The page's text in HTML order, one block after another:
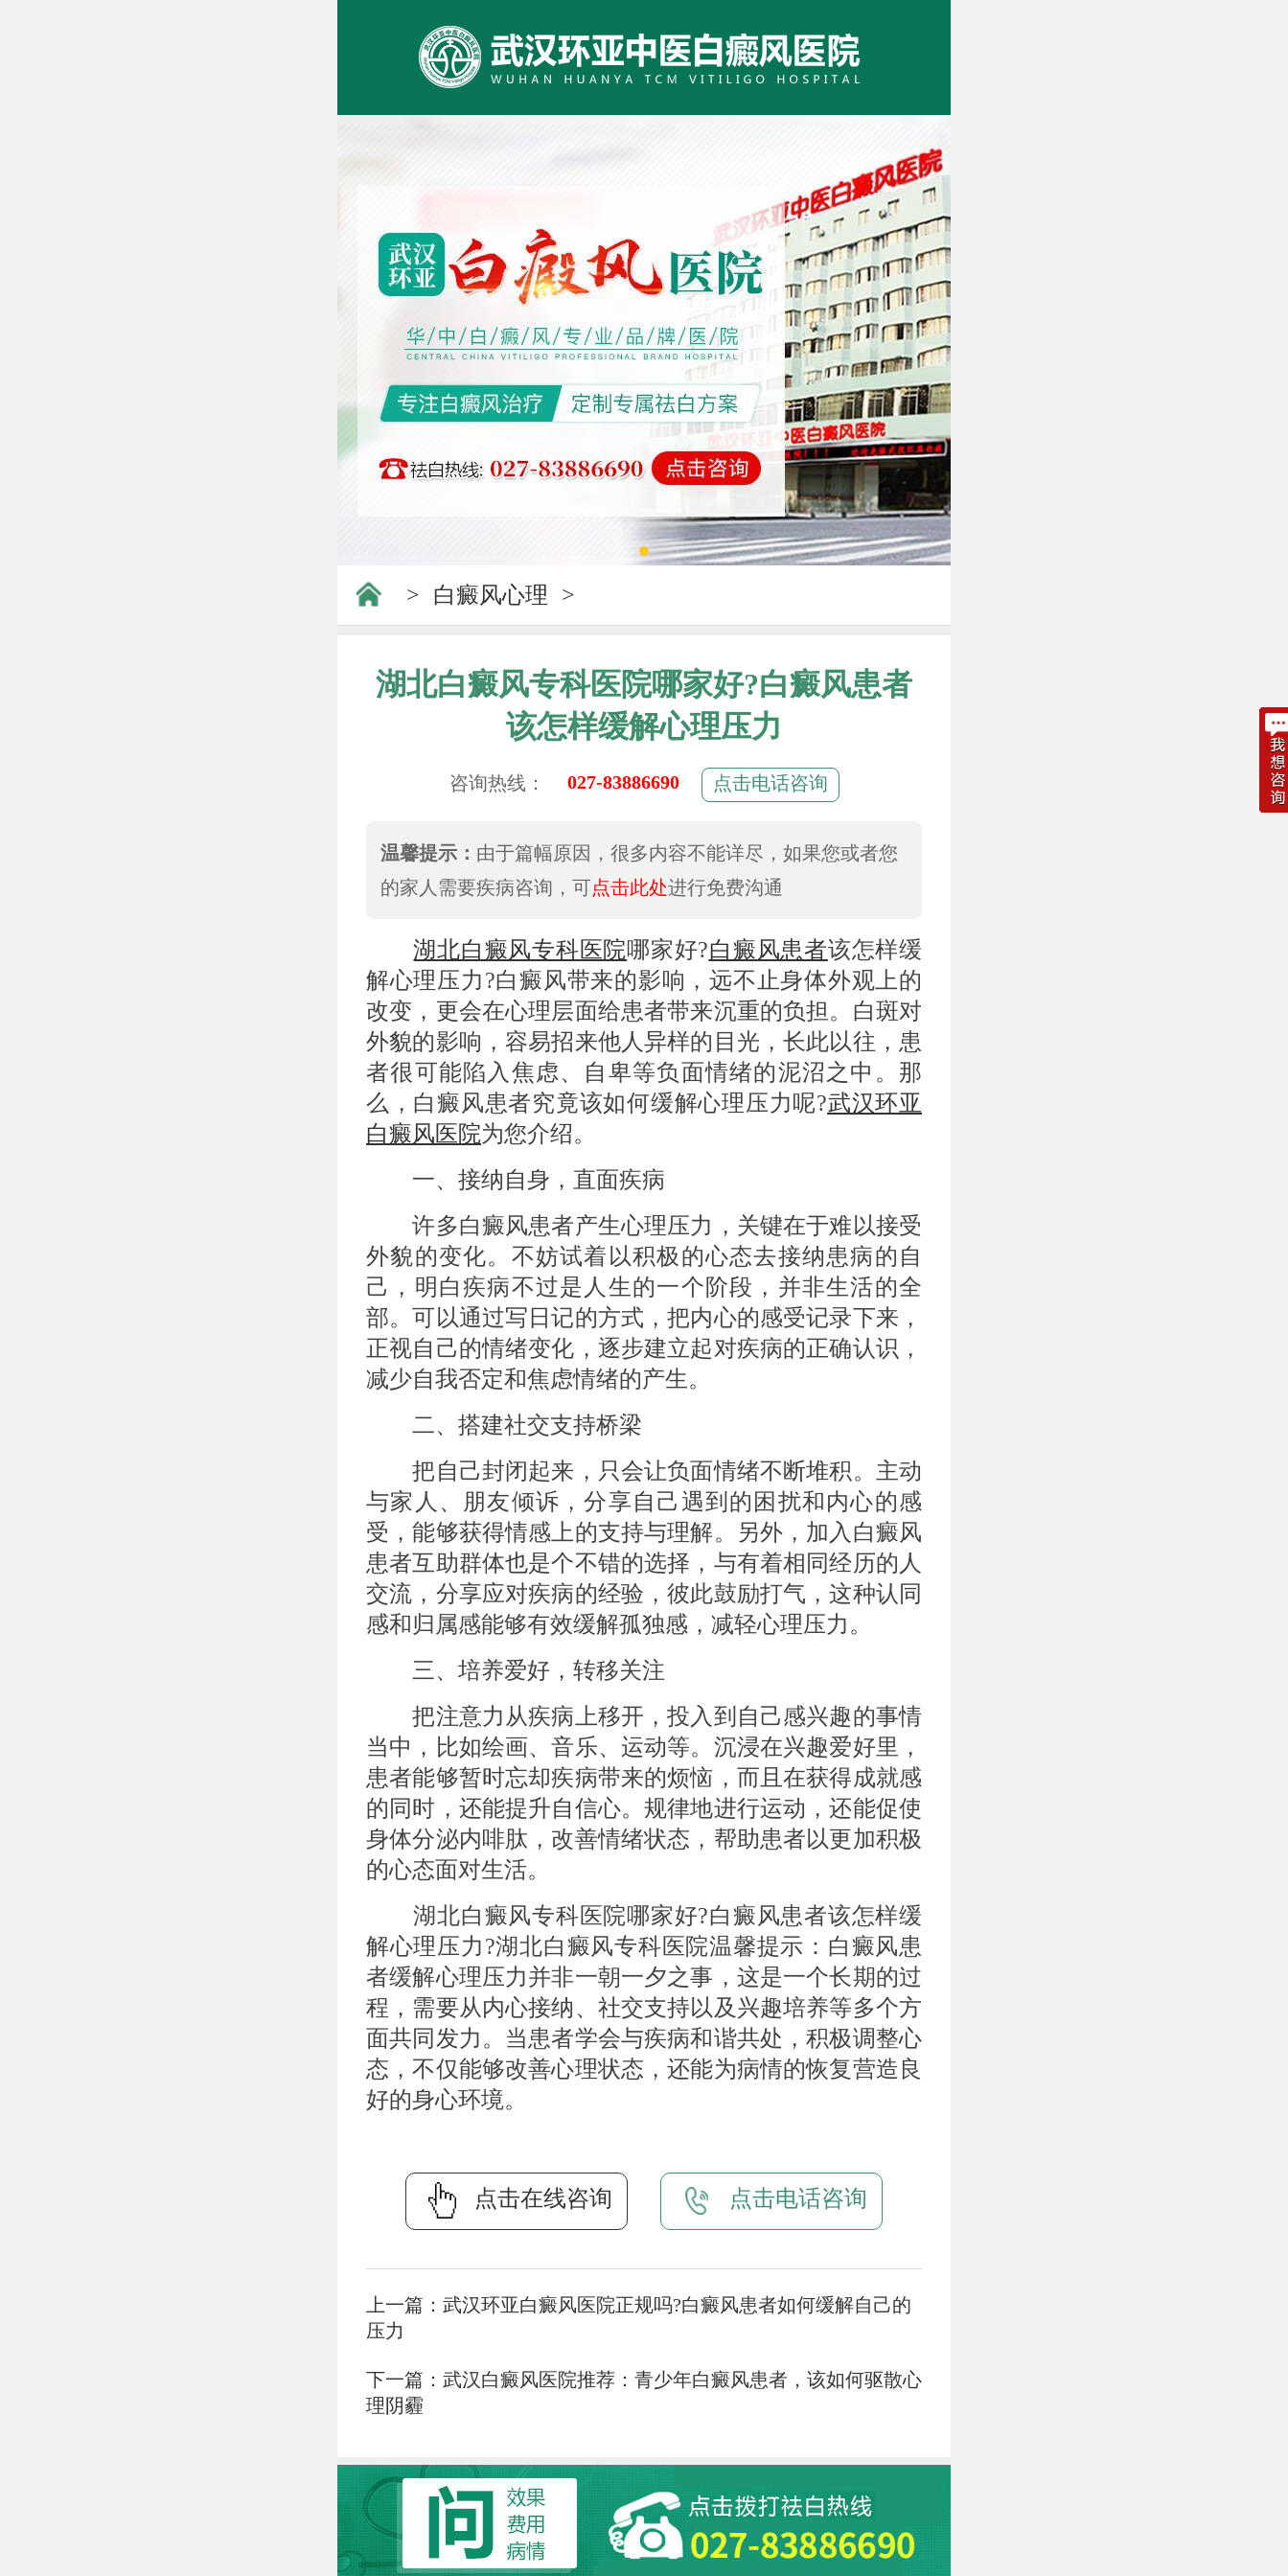
> 白癜风心理 >
湖北白癜风专科医院哪家好?白癜风患者
该怎样缓解心理压力
咨询热线： 027-83886690 点击电话咨询
温馨提示： 由于篇幅原因，很多内容不能详尽，如果您或者您
的家人需要疾病咨询，可点击此处进行免费沟通
湖北白癜风专科医院哪家好?白癜风患者该怎样缓
解心理压力?白癜风带来的影响，远不止身体外观上的
改变，更会在心理层面给患者带来沉重的负担。白斑对
外貌的影响，容易招来他人异样的目光，长此以往，患
者很可能陷入焦虑、自卑等负面情绪的泥沼之中。那
么，白癜风患者究竟该如何缓解心理压力呢?武汉环亚
白癜风医院为您介绍。
一、接纳自身，直面疾病
许多白癜风患者产生心理压力，关键在于难以接受
外貌的变化。不妨试着以积极的心态去接纳患病的自
己，明白疾病不过是人生的一个阶段，并非生活的全
部。可以通过写日记的方式，把内心的感受记录下来，
正视自己的情绪变化，逐步建立起对疾病的正确认识，
减少自我否定和焦虑情绪的产生。
二、搭建社交支持桥梁
把自己封闭起来，只会让负面情绪不断堆积。主动
与家人、朋友倾诉，分享自己遇到的困扰和内心的感
受，能够获得情感上的支持与理解。另外，加入白癜风
患者互助群体也是个不错的选择，与有着相同经历的人
交流，分享应对疾病的经验，彼此鼓励打气，这种认同
感和归属感能够有效缓解孤独感，减轻心理压力。
三、培养爱好，转移关注
把注意力从疾病上移开，投入到自己感兴趣的事情
当中，比如绘画、音乐、运动等。沉浸在兴趣爱好里，
患者能够暂时忘却疾病带来的烦恼，而且在获得成就感
的同时，还能提升自信心。规律地进行运动，还能促使
身体分泌内啡肽，改善情绪状态，帮助患者以更加积极
的心态面对生活。
湖北白癜风专科医院哪家好?白癜风患者该怎样缓
解心理压力?湖北白癜风专科医院温馨提示：白癜风患
者缓解心理压力并非一朝一夕之事，这是一个长期的过
程，需要从内心接纳、社交支持以及兴趣培养等多个方
面共同发力。当患者学会与疾病和谐共处，积极调整心
态，不仅能够改善心理状态，还能为病情的恢复营造良
好的身心环境。
点击在线咨询 点击电话咨询
上一篇： 武汉环亚白癜风医院正规吗?白癜风患者如何缓解自己的
压力
下一篇： 武汉白癜风医院推荐：青少年白癜风患者，该如何驱散心
理阴霾